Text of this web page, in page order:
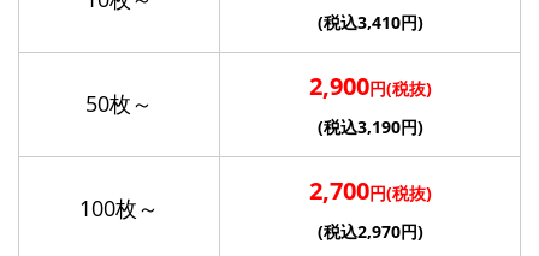
(税込3,410円)
50枚～
2,900円(税抜)
(税込3,190円)
100枚～
2,700円(税抜)
(税込2,970円)